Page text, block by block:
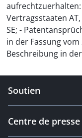
Vertragsstaaten AT,
SE; -
in der Fassung
Beschreibung in
Soutien
Centre de presse